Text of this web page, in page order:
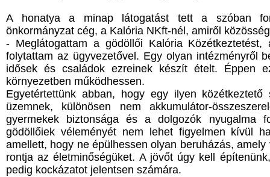
A honatya a minap látogatást tett a szóban
önkormányzat cég, a Kalória NKft-nél, amiről
- Meglátogattam a gödöllői Kalória
folytattam az ügyvezetővel. Egy olyan intézményről
idősek és családok ezreinek készít ételt. Éppen
környezetben működhessen.
Egyetértettünk abban, hogy egy ilyen
üzemnek, különösen nem akkumulátor-
gyermekek biztonsága és a dolgozók nyugalma
gödöllőiek véleményét nem lehet figyelmen kívül
amellett, hogy ne épülhessen olyan beruházás,
rontja az életminőségüket. A jövőt úgy kell
pedig kockázatot jelentsen számára.